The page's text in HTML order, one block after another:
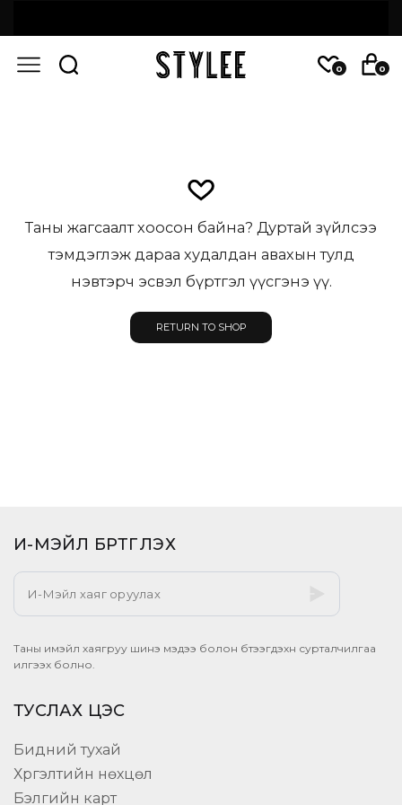
0 0
Таны жагсаалт хоосон байна? Дуртай зүйлсээ
тэмдэглэж дараа худалдан авахын тулд
нэвтэрч эсвэл бүртгэл үүсгэнэ үү.
RETURN TO SHOP
И-МЭЙЛ БҮРТГҮҮЛЭХ​
Таны имэйл хаягруу шинэ мэдээ болон бүтээгдэхүүн сурталчилгаа
илгээх болно.
ТУСЛАХ ЦЭС
Бидний тухай
Хүргэлтийн нөхцөл
Бэлгийн карт